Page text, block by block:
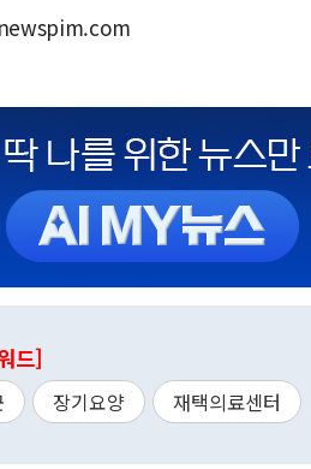
드]
장기요양 재택의료센터